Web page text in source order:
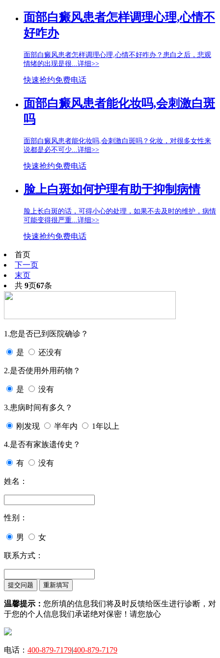
面部白癜风患者怎样调理心理,心情不
好咋办
面部白癜风患者怎样调理心理,心情不好咋办？患白之后，悲观
情绪的出现是很... 详细>>
快速抢约免费电话
面部白癜风患者能化妆吗,会刺激白斑
吗
面部白癜风患者能化妆吗,会刺激白斑吗？化妆，对很多女性来
说都是必不可少... 详细>>
快速抢约免费电话
脸上白斑如何护理有助于抑制病情
脸上长白斑的话，可得小心的处理，如果不去及时的维护，病情
可能变得很严重... 详细>>
快速抢约免费电话
首页
下一页
末页
共 9页67条
1.您是否已到医院确诊？
是 还没有
2.是否使用外用药物？
是 没有
3.患病时间有多久？
刚发现 半年内 1年以上
4.是否有家族遗传史？
有 没有
姓名：
性别：
男 女
联系方式：
温馨提示： 您所填的信息我们将及时反馈给医生进行诊断，对
于您的个人信息我们承诺绝对保密！请您放心
电话： 400-879-7179|400-879-7179